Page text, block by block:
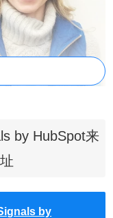
Email的时候Signals by
。
by HubSpot来
by